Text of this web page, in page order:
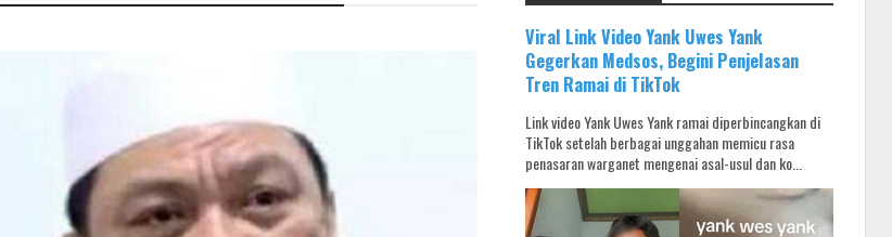
Viral Link Video Yank Uwes Yank
Gegerkan Medsos, Begini Penjelasan
Tren Ramai di TikTok
Link video Yank Uwes Yank ramai diperbincangkan di
TikTok setelah berbagai unggahan memicu rasa
penasaran warganet mengenai asal-usul dan ko...